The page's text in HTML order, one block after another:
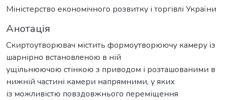
Міністерство економічного розвитку і торгівлі України
Анотація
Скиртоутворювач містить формоутворюючу камеру із
шарнірно встановленою в ній
ущільнюючою стінкою з приводом і розташованими в
нижній частині камери напрямними, у яких
із можливістю повздовжнього переміщення